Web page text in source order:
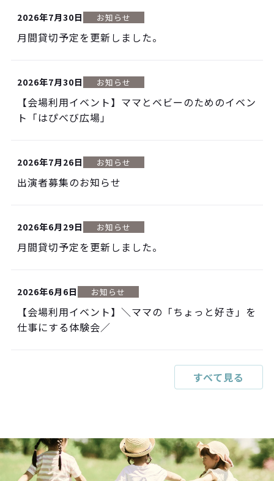
2026年7月30日 お知らせ
月間貸切予定を更新しました。
2026年7月30日 お知らせ
【会場利用イベント】ママとベビーのためのイベン
ト「はぴべび広場」
2026年7月26日 お知らせ
出演者募集のお知らせ
2026年6月29日 お知らせ
月間貸切予定を更新しました。
2026年6月6日 お知らせ
【会場利用イベント】＼ママの「ちょっと好き」を
仕事にする体験会／
すべて見る